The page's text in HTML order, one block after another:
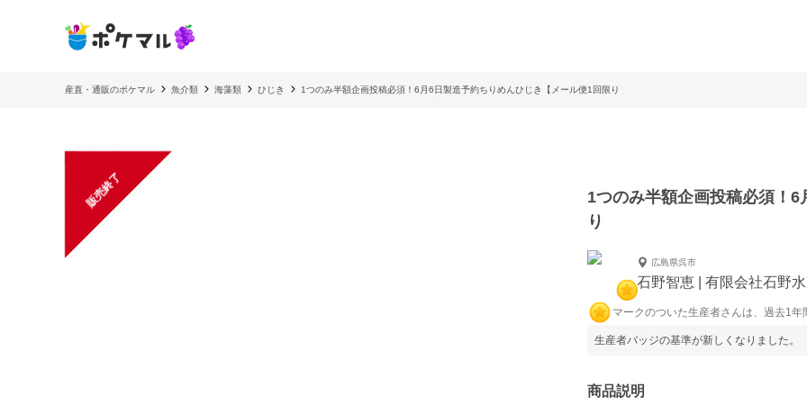
産直・通販のポケマル 魚介類 海藻類 ひじき 1つのみ半額企画投稿必須！6月6日製造予約ちりめんひじき【メール便1回限り
販売終了
1つのみ半額企画投稿必須！
り
広島県呉市
石野智恵 | 有限会社石野
マークのついた生産者さんは、過去1
生産者バッジの基準が新しくなりました。
商品説明